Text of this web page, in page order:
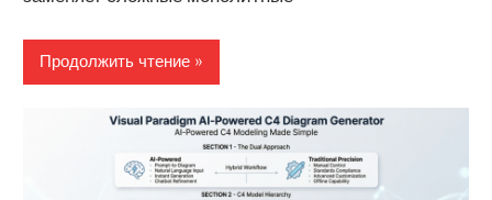
Продолжить чтение